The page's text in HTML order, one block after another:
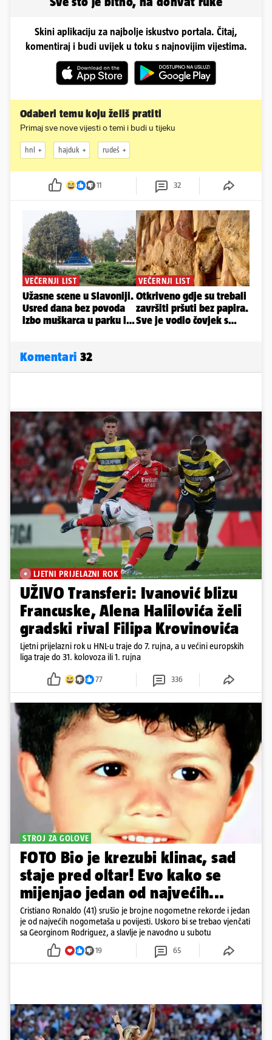
Skini aplikaciju za najbolje iskustvo portala. Čitaj,
komentiraj i budi uvijek u toku s najnovijim vijestima.
Odaberi temu koju želiš pratiti
Primaj sve nove vijesti o temi i budi u tijeku
hnl hajduk rudeš
11 32
Komentari 32
LJETNI PRIJELAZNI ROK
UŽIVO Transferi: Ivanović blizu
Francuske, Alena Halilovića želi
gradski rival Filipa Krovinovića
Ljetni prijelazni rok u HNL-u traje do 7. rujna, a u većini europskih
liga traje do 31. kolovoza ili 1. rujna
77 336
STROJ ZA GOLOVE
FOTO Bio je krezubi klinac, sad
staje pred oltar! Evo kako se
mijenjao jedan od najvećih...
Cristiano Ronaldo (41) srušio je brojne nogometne rekorde i jedan
je od najvećih nogometaša u povijesti. Uskoro bi se trebao vjenčati
sa Georginom Rodriguez, a slavlje je navodno u subotu
19 65